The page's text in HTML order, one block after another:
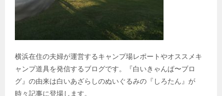
横浜在住の夫婦が運営するキャンプ場レポートやオススメキ
ャンプ道具を発信するブログです。『白いきゃんぱ〜ブロ
グ』の由来は白いあざらしのぬいぐるみの『しろたん』が
時々記事に登場します。